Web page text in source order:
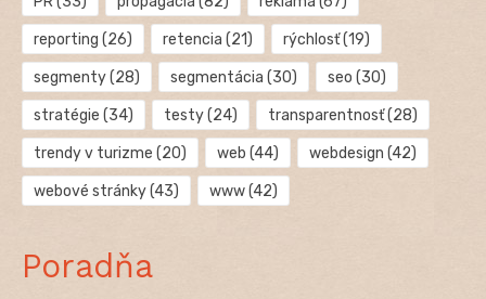
reporting (26) retencia (21) rýchlosť(19)
segmenty(28) segmentácia (30) seo (30)
stratégie (34) testy(24) transparentnosť(28)
trendy v turizme (20) web (44) webdesign (42)
webové stránky(43) www(42)
Poradňa